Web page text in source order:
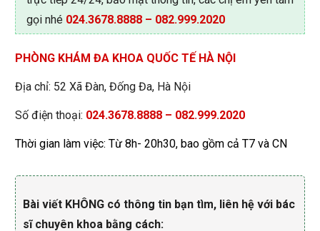
gọi nhé 024.3678.8888 – 082.999.2020
PHÒNG KHÁM ĐA KHOA QUỐC TẾ HÀ NỘI
Địa chỉ: 52 Xã Đàn, Đống Đa, Hà Nội
Số điện thoại: 024.3678.8888 – 082.999.2020
Thời gian làm việc: Từ 8h- 20h30, bao gồm cả T7 và CN
Bài viết KHÔNG có thông tin bạn tìm, liên hệ với bác
sĩ chuyên khoa bằng cách: